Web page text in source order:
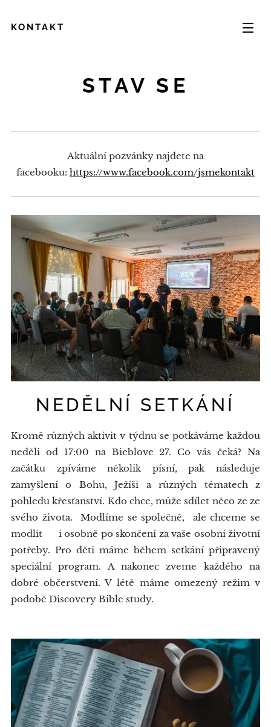
KONTAKT
STAV SE
Aktuální pozvánky najdete na
facebooku: https://www.facebook.com/jsmekontakt
NEDĚLNÍ SETKÁNÍ
Kromě různých aktivit v týdnu se potkáváme každou
neděli od 17:00 na Bieblove 27. Co vás čeká? Na
začátku zpíváme několik písní, pak následuje
zamyšlení o Bohu, Ježíši a různých tématech z
pohledu křesťanství. Kdo chce, může sdílet něco ze ze
svého života. Modlíme se společně, ale chceme se
modlit i osobně po skončení za vaše osobní životní
potřeby. Pro děti máme během setkání připravený
speciální program. A nakonec zveme každého na
dobré občerstvení. V létě máme omezený režim v
podobě Discovery Bible study.